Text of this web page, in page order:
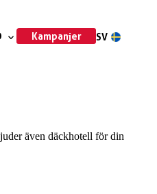
Kampanjer SV
även däckhotell för din